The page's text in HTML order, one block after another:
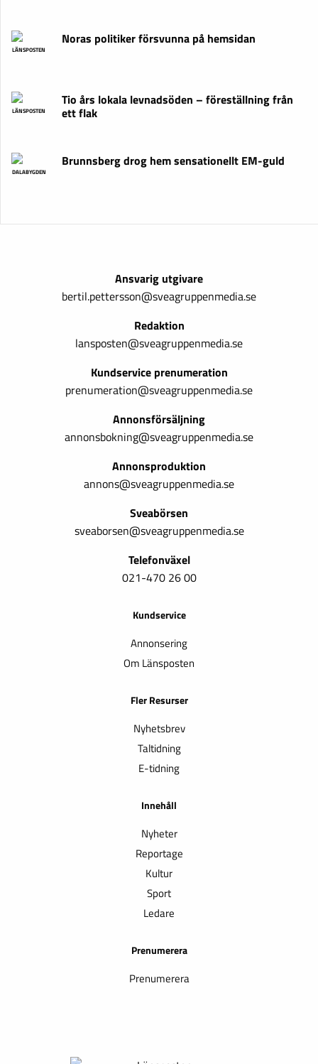
LÄNSPOSTEN
Noras politiker försvunna på hemsidan
LÄNSPOSTEN
Tio års lokala levnadsöden – föreställning från
ett flak
DALABYGDEN
Brunnsberg drog hem sensationellt EM-guld
Ansvarig utgivare
bertil.pettersson@sveagruppenmedia.se
Redaktion
lansposten@sveagruppenmedia.se
Kundservice prenumeration
prenumeration@sveagruppenmedia.se
Annonsförsäljning
annonsbokning@sveagruppenmedia.se
Annonsproduktion
annons@sveagruppenmedia.se
Sveabörsen
sveaborsen@sveagruppenmedia.se
Telefonväxel
021-470 26 00
Kundservice
Annonsering
Om Länsposten
Fler Resurser
Nyhetsbrev
Taltidning
E-tidning
Innehåll
Nyheter
Reportage
Kultur
Sport
Ledare
Prenumerera
Prenumerera